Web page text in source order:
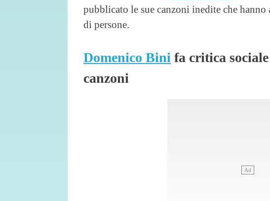
pubblicato le sue canzoni inedite che
di persone.
Domenico Bini fa critica
canzoni